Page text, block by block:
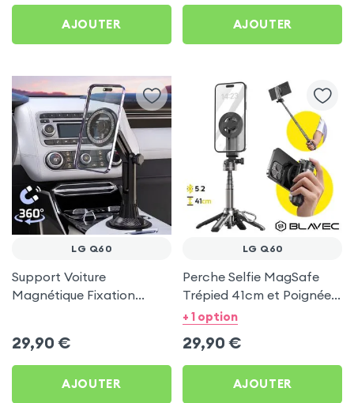
AJOUTER AJOUTER
LG Q60
Support Voiture
Magnétique Fixation
29,90 €
AJOUTER
LG Q60
Perche Selfie MagSafe
Trépied 41cm et Poignée
Grip - Noir pour LG Q60
+ 1 option
29,90 €
AJOUTER